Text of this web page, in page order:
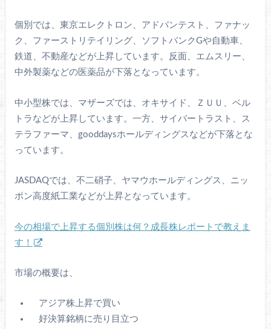
個別では、東京エレクトロン、アドバンテスト、ファナッ
ク、ファーストリテイリング、ソフトバンクGや自動車、
鉄道、不動産などが上昇しています。反面、エムスリー、
中外製薬などの医薬品が下落となっています。
中小型株では、マザーズでは、オキサイド、ＺＵＵ、ベル
トラなどが上昇しています。一方、サイバートラスト、ス
テラファーマ、gooddaysホールディングスなどが下落とな
っています。
JASDAQでは、不二硝子、ヤマウホールディングス、ニッ
ポン高度紙工業などが上昇となっています。
今の相場で上昇する個別株は何？成長株レポートで教えま
す！
市場の概要は、
アジア株上昇で買い
好決算銘柄に売り目立つ